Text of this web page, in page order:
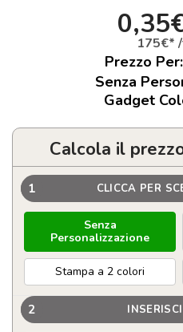
175€*
Prezzo Per:
Senza
Gadget
Calcola il
1 CLICCA PER
Senza
Personalizzazione
Stampa a 2 colori
2